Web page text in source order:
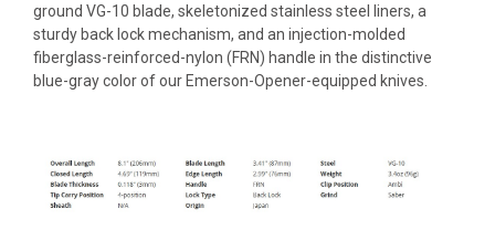
ground VG-10 blade, skeletonized stainless steel liners, a
sturdy back lock mechanism, and an injection-molded
fiberglass-reinforced-nylon (FRN) handle in the distinctive
blue-gray color of our Emerson-Opener-equipped knives.